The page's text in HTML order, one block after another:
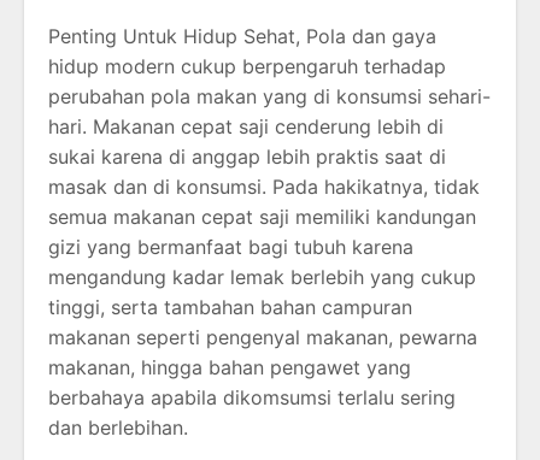
Penting Untuk Hidup Sehat, Pola dan gaya
hidup modern cukup berpengaruh terhadap
perubahan pola makan yang di konsumsi sehari-
hari. Makanan cepat saji cenderung lebih di
sukai karena di anggap lebih praktis saat di
masak dan di konsumsi. Pada hakikatnya, tidak
semua makanan cepat saji memiliki kandungan
gizi yang bermanfaat bagi tubuh karena
mengandung kadar lemak berlebih yang cukup
tinggi, serta tambahan bahan campuran
makanan seperti pengenyal makanan, pewarna
makanan, hingga bahan pengawet yang
berbahaya apabila dikomsumsi terlalu sering
dan berlebihan.